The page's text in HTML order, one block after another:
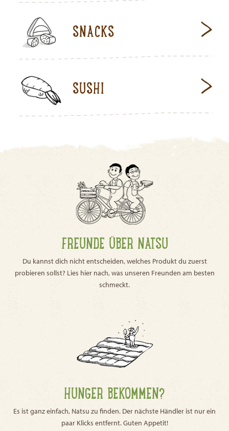
SNACKS
SUSHI
FREUNDE ÜBER NATSU
Du kannst dich nicht entscheiden, welches Produkt du zuerst
probieren sollst? Lies hier nach, was unseren Freunden am besten
schmeckt.
HUNGER BEKOMMEN?
Es ist ganz einfach, Natsu zu finden. Der nächste Händler ist nur ein
paar Klicks entfernt. Guten Appetit!